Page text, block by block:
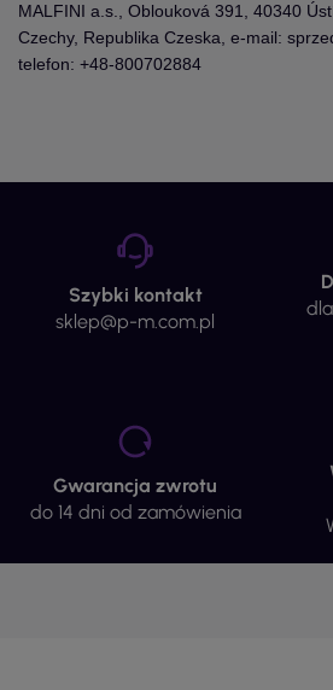
MALFINI a.s., Oblouková 391, 40340
Czechy, Republika Czeska, e-mail:
telefon: +48-800702884
Szybki kontakt
sklep@p-m.com.pl
Gwarancja zwrotu
do 14 dni od zamówienia